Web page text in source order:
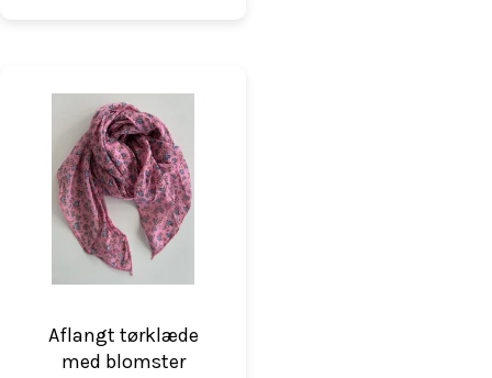
Aflangt tørklæde
med blomster